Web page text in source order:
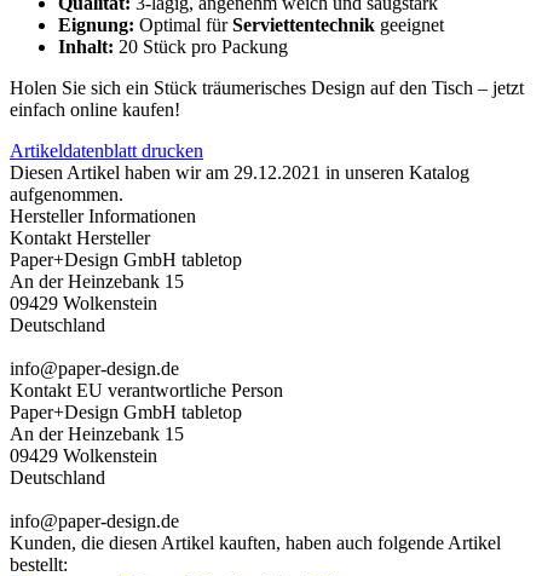
Eignung: Optimal fürServiettentechnik geeignet
Inhalt: 20 Stück pro Packung
Holen Sie sich ein Stück träumerisches Design auf den Tisch – jetzt
einfach online kaufen!
Artikeldatenblatt drucken
Diesen Artikel haben wir am 29.12.2021 in unseren Katalog
aufgenommen.
Hersteller Informationen
Kontakt Hersteller
Paper+Design GmbH tabletop
An der Heinzebank 15
09429 Wolkenstein
Deutschland
info@paper-design.de
Kontakt EU verantwortliche Person
Paper+Design GmbH tabletop
An der Heinzebank 15
09429 Wolkenstein
Deutschland
info@paper-design.de
Kunden, die diesen Artikel kauften, haben auch folgende Artikel
bestellt: